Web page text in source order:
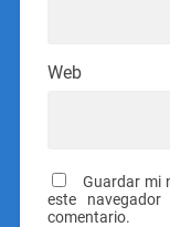
Web
Guardar mi
este
comentario.